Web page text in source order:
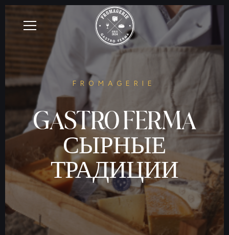
FROMAGERIE
GASTRO FERMA
СЫРНЫЕ
ТРАДИЦИИ
FROMAGERIE
GASTRO FERMA
СЫРНЫЕ
ТРАДИЦИИ